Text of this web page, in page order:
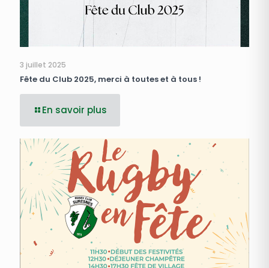
3 juillet 2025
Fête du Club 2025, merci à toutes et à tous !
En savoir plus